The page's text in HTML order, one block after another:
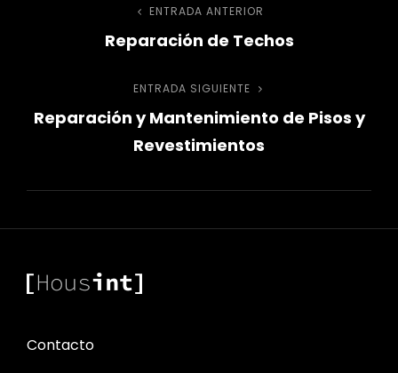
Navegación
entradas
Entrada
anterior
ENTRADA ANTERIOR
Reparación de Techos
Entrada
siguiente
ENTRADA SIGUIENTE
Reparación y Mantenimiento de Pisos y
Revestimientos
Contacto